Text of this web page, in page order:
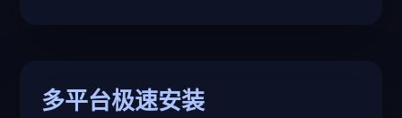
多平台极速安装